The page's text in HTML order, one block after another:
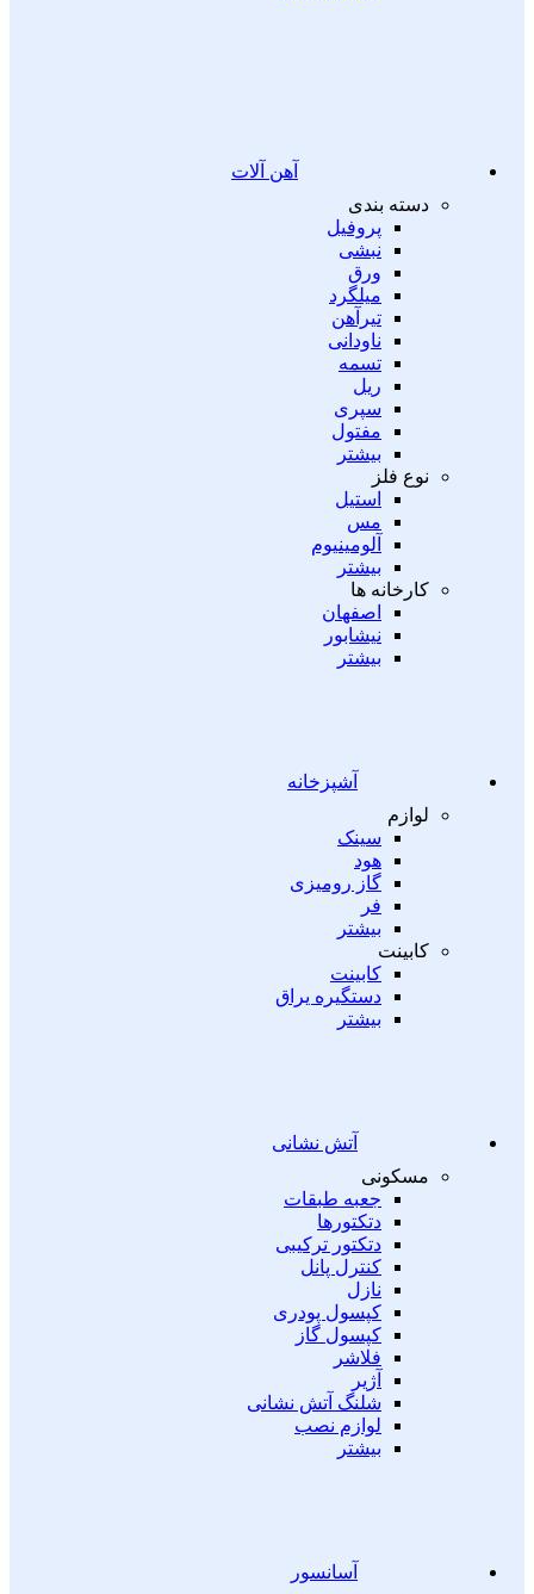
آهن آلات
دسته بندی
پروفیل
نبشی
ورق
میلگرد
تیرآهن
ناودانی
تسمه
ریل
سپری
مفتول
بیشتر
نوع فلز
استیل
مس
آلومینیوم
بیشتر
کارخانه ها
اصفهان
نیشابور
بیشتر
آشپزخانه
لوازم
سینک
هود
گاز رومیزی
فر
بیشتر
کابینت
کابینت
دستگیره یراق
بیشتر
آتش نشانی
مسکونی
جعبه طبقات
دتکتورها
دتکتور ترکیبی
کنترل پانل
نازل
کپسول پودری
کپسول گاز
فلاشر
آژیر
شلنگ آتش نشانی
لوازم نصب
بیشتر
آسانسور